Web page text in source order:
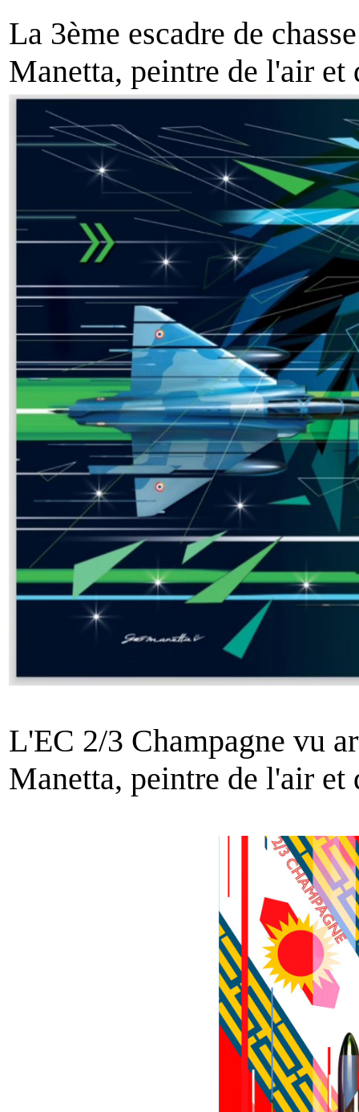
La 3ème escadre de
Manetta, peintre de l'air et
L'EC 2/3 Champagne vu
Manetta, peintre de l'air et